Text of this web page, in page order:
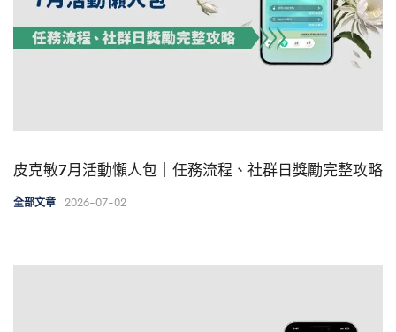
皮克敏7月活動懶人包｜任務流程、社群日獎勵完整攻略
全部文章 2026-07-02